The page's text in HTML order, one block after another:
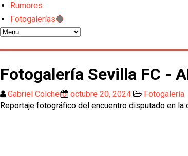
Rumores
Fotogalerías🔴
Fotogalería Sevilla FC -
Gabriel Colchero octubre 20, 2024
Fotogalería
Reportaje fotográfico del encuentro disputado en